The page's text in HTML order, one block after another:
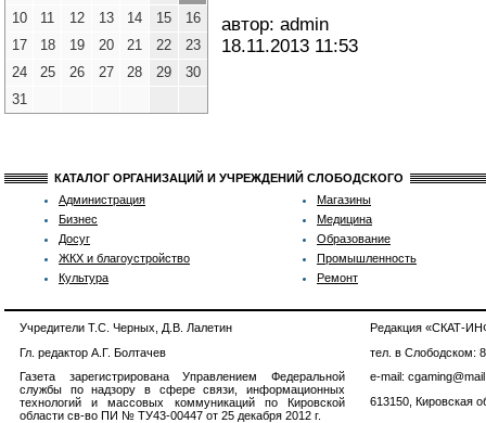
10
11 12 13 14 15
16
17
18 19 20 21 22
23
24
25 26 27 28 29
30
31
автор: admin
18.11.2013 11:53
КАТАЛОГ ОРГАНИЗАЦИЙ И УЧРЕЖДЕНИЙ СЛОБОДСКОГО
Администрация
Бизнес
Досуг
ЖКХ и благоустройство
Культура
Магазины
Медицина
Образование
Промышленность
Ремонт
Учредители Т.С. Черных, Д.В. Лалетин
Гл. редактор А.Г. Болтачев
Газета зарегистрирована Управлением Федеральной
службы по надзору в сфере связи, информационных
технологий и массовых коммуникаций по Кировской
области св-во ПИ № ТУ43-00447 от 25 декабря 2012 г.
Редакция «СКАТ-
тел. в Слободском:
e-mail:
613150, Кировская